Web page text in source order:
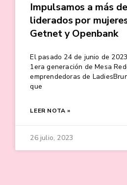
Impulsamos a más
liderados por
Getnet y Openbank
El pasado 24 de junio de
1era generación de Mesa
emprendedoras de
que
LEER NOTA »
26 julio, 2023